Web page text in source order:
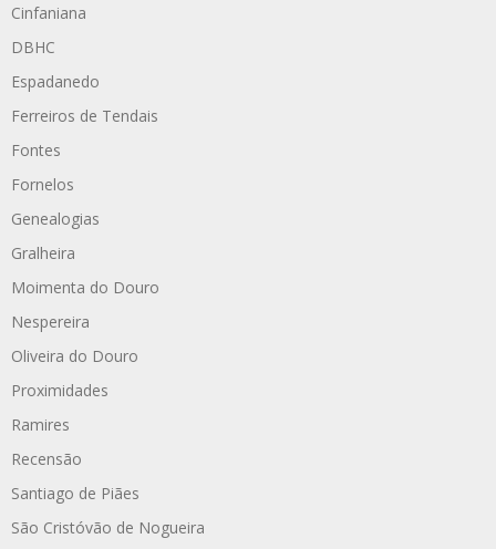
Cinfaniana
DBHC
Espadanedo
Ferreiros de Tendais
Fontes
Fornelos
Genealogias
Gralheira
Moimenta do Douro
Nespereira
Oliveira do Douro
Proximidades
Ramires
Recensão
Santiago de Piães
São Cristóvão de Nogueira